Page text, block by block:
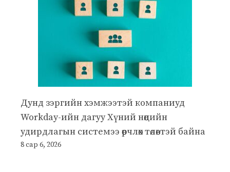
Дунд зэргийн хэмжээтэй компаниуд
Workday-ийн дагуу Хүний нөөцийн
удирдлагын системээ өөрчлөх төлөвтэй байна
8 сар 6, 2026